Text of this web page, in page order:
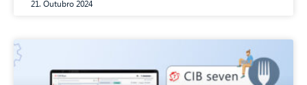
21. Outubro 2024